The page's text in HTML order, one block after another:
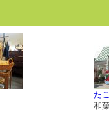
た
和